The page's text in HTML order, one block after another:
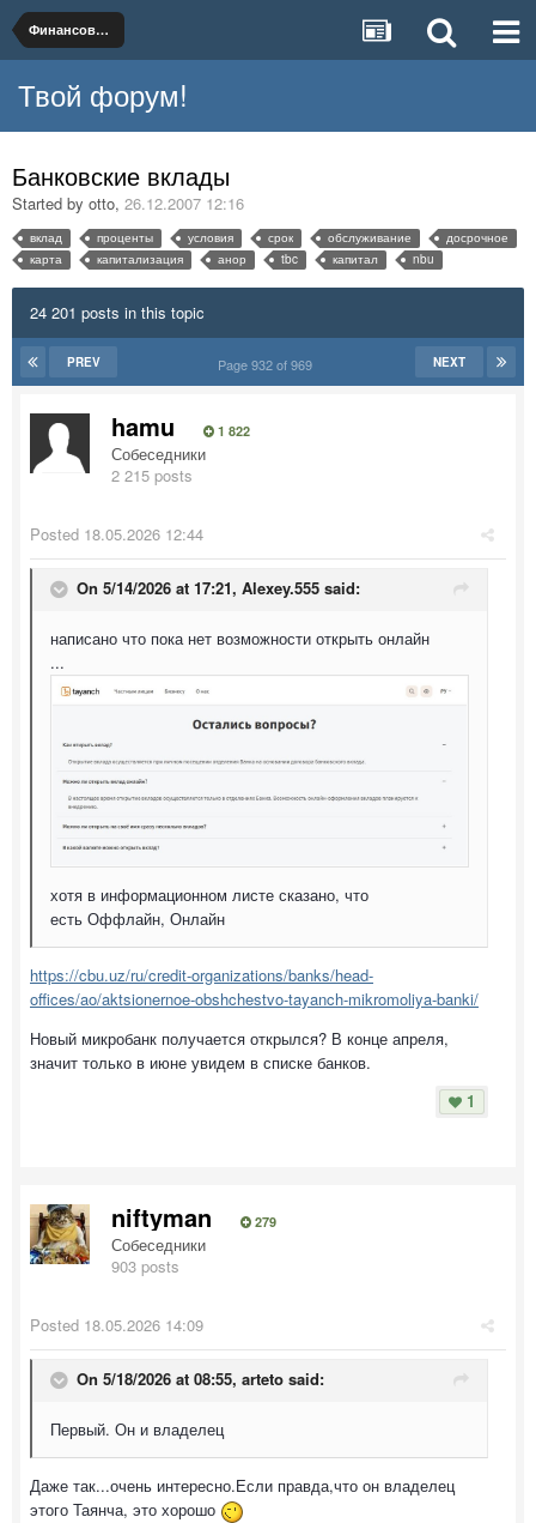
Финансовые услуги и продукты
Твой форум!
Банковские вклады
Started by otto, 26.12.2007 12:16
вклад проценты условия срок обслуживание
досрочное
карта
капитализация анор tbc капитал nbu
24 201 posts in this topic
PREV NEXT
Page 932 of 969
hamu 1 822
Собеседники
2 215 posts
Posted 18.05.2026 12:44
On 5/14/2026 at 17:21, Alexey.555 said:
написано что пока нет возможности открыть онлайн
...
хотя в информационном листе сказано, что
есть Оффлайн, Онлайн
https://cbu.uz/ru/credit-organizations/banks/head-
offices/ao/aktsionernoe-obshchestvo-tayanch-mikromoliya-banki/
Новый микробанк получается открылся? В конце апреля,
значит только в июне увидем в списке банков.
1
niftyman 279
Собеседники
903 posts
Posted 18.05.2026 14:09
On 5/18/2026 at 08:55, arteto said:
Первый. Он и владелец
Даже так...очень интересно.Если правда,что он владелец
этого Таянча, это хорошо